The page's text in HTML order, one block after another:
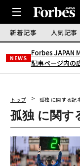
新着記事 人気記事
NEWS
Forbes JAPAN
記事ページ内の
トップ 孤独 に関する記
孤独 に関す